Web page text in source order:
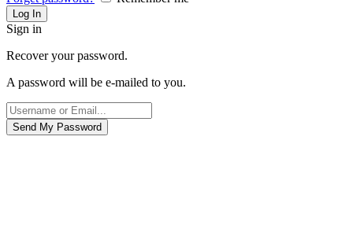
Sign in
Recover your password.
A password will be e-mailed to you.